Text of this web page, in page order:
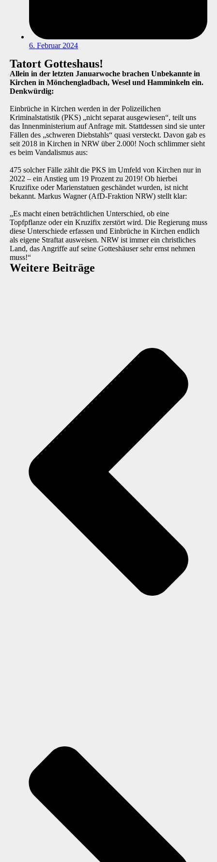
6. Februar 2024
Tatort Gotteshaus!
Allein in der letzten Januarwoche brachen Unbekannte in
Kirchen in Mönchengladbach, Wesel und Hamminkeln ein.
Denkwürdig:
Einbrüche in Kirchen werden in der Polizeilichen
Kriminalstatistik (PKS) „nicht separat ausgewiesen“, teilt uns
das Innenministerium auf Anfrage mit. Stattdessen sind sie unter
Fällen des „schweren Diebstahls“ quasi versteckt. Davon gab es
seit 2018 in Kirchen in NRW über 2.000! Noch schlimmer sieht
es beim Vandalismus aus:
475 solcher Fälle zählt die PKS im Umfeld von Kirchen nur in
2022 – ein Anstieg um 19 Prozent zu 2019! Ob hierbei
Kruzifixe oder Marienstatuen geschändet wurden, ist nicht
bekannt. Markus Wagner (AfD-Fraktion NRW) stellt klar:
„Es macht einen beträchtlichen Unterschied, ob eine
Topfpflanze oder ein Kruzifix zerstört wird. Die Regierung muss
diese Unterschiede erfassen und Einbrüche in Kirchen endlich
als eigene Straftat ausweisen. NRW ist immer ein christliches
Land, das Angriffe auf seine Gotteshäuser sehr ernst nehmen
muss!“
Weitere Beiträge